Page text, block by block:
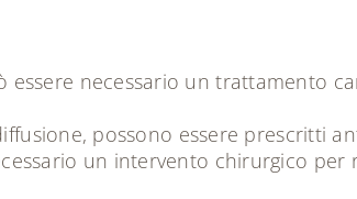
essere necessario un trattamento
possono essere prescritti
un intervento chirurgico per